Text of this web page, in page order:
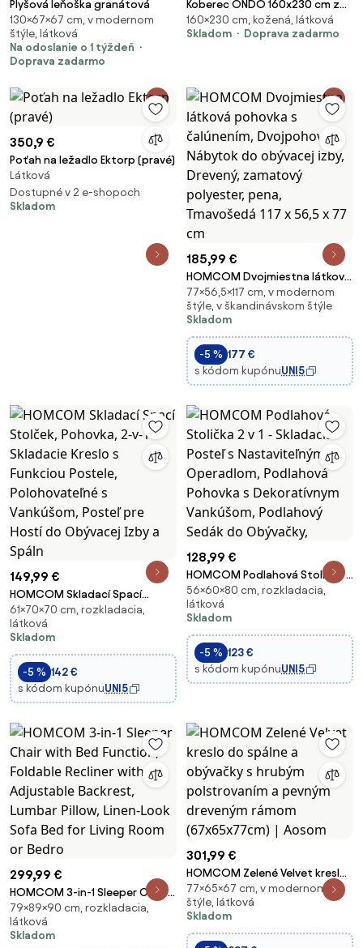
Plyšová leňoška granátová
130×67×67 cm, v modernom
štýle, látková
Na odoslanie o 1 týždeň
Doprava zadarmo
Koberec ONDO 160x230 cm z
pravej vlny
160×230 cm, kožená, látková
Skladom
Doprava zadarmo
350,9 €
Poťah na ležadlo Ektorp (pravé)
Látková
Dostupné v 2 e-shopoch
Skladom
185,99 €
HOMCOM Dvojmiestna látková
pohovka s čalúnením,
Dvojpohovka, Nábytok do
obývacej izby, Drevený,
zamatový polyester, pena,
Tmavošedá 117 x 56,5 x 77 cm
77×56,5×117 cm, v modernom
štýle, v škandinávskom štýle
Skladom
-5 % 177 €
s kódom kupónuUNI5
149,99 €
HOMCOM Skladací Spací
Stolček, Pohovka, 2-v-1
Skladacie Kreslo s Funkciou
Postele, Polohovateľné s
Vankúšom, Posteľ pre Hostí do
Obývacej Izby a Spáln
61×70×70 cm, rozkladacia,
látková
Skladom
-5 % 142 €
s kódom kupónuUNI5
128,99 €
HOMCOM Podlahová Stolička 2
v 1 - Skladacia Posteľ s
Nastaviteľným Operadlom,
Podlahová Pohovka s
Dekoratívnym Vankúšom,
Podlahový Sedák do Obývačky,
56×60×80 cm, rozkladacia,
látková
Skladom
-5 % 123 €
s kódom kupónuUNI5
299,99 €
HOMCOM 3-in-1 Sleeper Chair
with Bed Function, Foldable
Recliner with Adjustable
Backrest, Lumbar Pillow, Linen-
79×89×90 cm, rozkladacia,
látková
Skladom
301,99 €
HOMCOM Zelené Velvet kreslo
do spálne a obývačky s hrubým
polstrovaním a pevným
dreveným rámom
(67x65x77cm) | Aosom
77×65×67 cm, v modernom
štýle, látková
Skladom